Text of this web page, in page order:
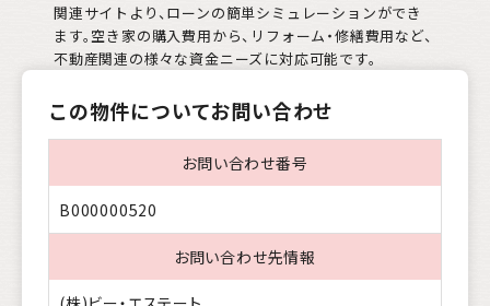
関連サイトより、ローンの簡単シミュレーションができ
ます。空き家の購入費用から、リフォーム・修繕費用など、
不動産関連の様々な資金ニーズに対応可能です。
この物件についてお問い合わせ
お問い合わせ番号
B000000520
お問い合わせ先情報